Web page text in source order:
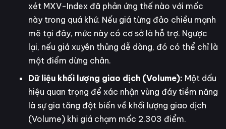
xét MXV-Index đã phản ứng thế nào với mốc
này trong quá khứ. Nếu giá từng đảo chiều mạnh
mẽ tại đây, mức này có cơ sở là hỗ trợ. Ngược
lại, nếu giá xuyên thủng dễ dàng, đó có thể chỉ là
một điểm dừng chân.
Dữ liệu khối lượng giao dịch (Volume): Một dấu
hiệu quan trọng để xác nhận vùng đáy tiềm năng
là sự gia tăng đột biến về khối lượng giao dịch
(Volume) khi giá chạm mốc 2.303 điểm.